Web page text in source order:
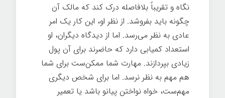
نگاه و تقریباً بلافاصله درک کند که مالک آن
چگونه باید بفروشد. از نظر او، این کار یک امر
عادی به نظر می‌رسد. اما از دیدگاه دیگران، او
استعداد کمیابی دارد که حاضرند برای آن پول
زیادی بپردازند. مهارت شما ممکن‌ست برای شما
هم مهم به نظر نرسد. اما برای شخص دیگری
مهم‌ست، خواه نواختن پیانو باشد یا تعمیر